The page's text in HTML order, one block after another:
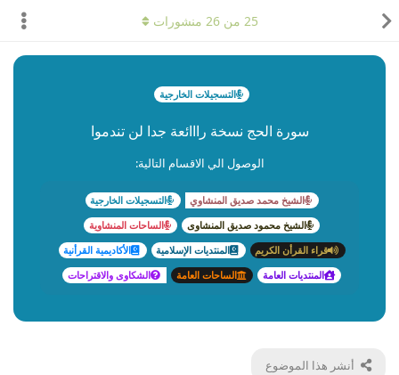
التسجيلات الخارجية
سورة الحج نسخة رااائعة جدا لن تندموا
الوصول الي الاقسام التالية:
الشيخ محمد صديق المنشاوي
التسجيلات الخارجية
الشيخ محمود صديق المنشاوى
الساحات المنشاوية
قراء القرأن الكريم
المنتديات الإسلامية
الأكاديمية القرأنية
المنتديات العامة
الساحات العامة الشكاوى والاقتراحات
أنشر هذا الموضوع
25 من26 منشورات